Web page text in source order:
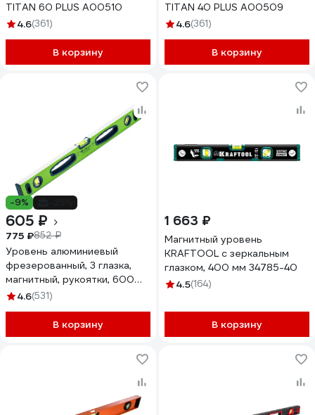
TITAN 60 PLUS А00510
4.6(361)
В корзину
TITAN 40 PLUS А00509
4.6(361)
В корзину
-9%
605 ₽
775 ₽852 ₽
Уровень алюминиевый
фрезерованный, 3 глазка,
магнитный, рукоятки, 600
мм СИБРТЕХ УСМ-0,5-600
4.6(531)
В корзину
1 663 ₽
Магнитный уровень
KRAFTOOL с зеркальным
глазком, 400 мм 34785-40
4.5(164)
В корзину